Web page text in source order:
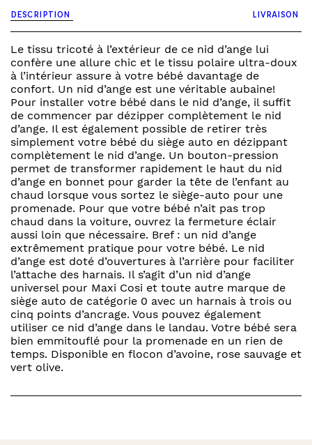
Oatmeal
-
nid
d’ange
DESCRIPTION LIVRAISON
Le tissu tricoté à l’extérieur de ce nid d’ange lui
confère une allure chic et le tissu polaire ultra-doux
à l’intérieur assure à votre bébé davantage de
confort. Un nid d’ange est une véritable aubaine!
Pour installer votre bébé dans le nid d’ange, il suffit
de commencer par dézipper complètement le nid
d’ange. Il est également possible de retirer très
simplement votre bébé du siège auto en dézippant
complètement le nid d’ange. Un bouton-pression
permet de transformer rapidement le haut du nid
d’ange en bonnet pour garder la tête de l’enfant au
chaud lorsque vous sortez le siège-auto pour une
promenade. Pour que votre bébé n’ait pas trop
chaud dans la voiture, ouvrez la fermeture éclair
aussi loin que nécessaire. Bref : un nid d’ange
extrêmement pratique pour votre bébé. Le nid
d’ange est doté d’ouvertures à l’arrière pour faciliter
l’attache des harnais. Il s’agit d’un nid d’ange
universel pour Maxi Cosi et toute autre marque de
siège auto de catégorie 0 avec un harnais à trois ou
cinq points d’ancrage. Vous pouvez également
utiliser ce nid d’ange dans le landau. Votre bébé sera
bien emmitouflé pour la promenade en un rien de
temps. Disponible en flocon d’avoine, rose sauvage et
vert olive.